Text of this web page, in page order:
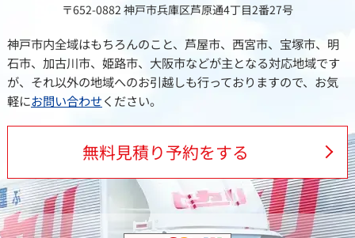
〒652-0882 神戸市兵庫区芦原通4丁目2番27号
神戸市内全域はもちろんのこと、芦屋市、西宮市、宝塚市、明
石市、加古川市、姫路市、大阪市などが主となる対応地域です
が、それ以外の地域へのお引越しも行っておりますので、お気
軽にお問い合わせください。
無料見積り予約をする